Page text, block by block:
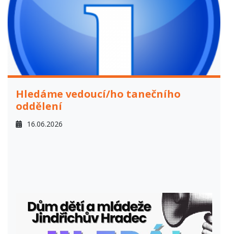
Hledáme vedoucí/ho tanečního
oddělení
16.06.2026